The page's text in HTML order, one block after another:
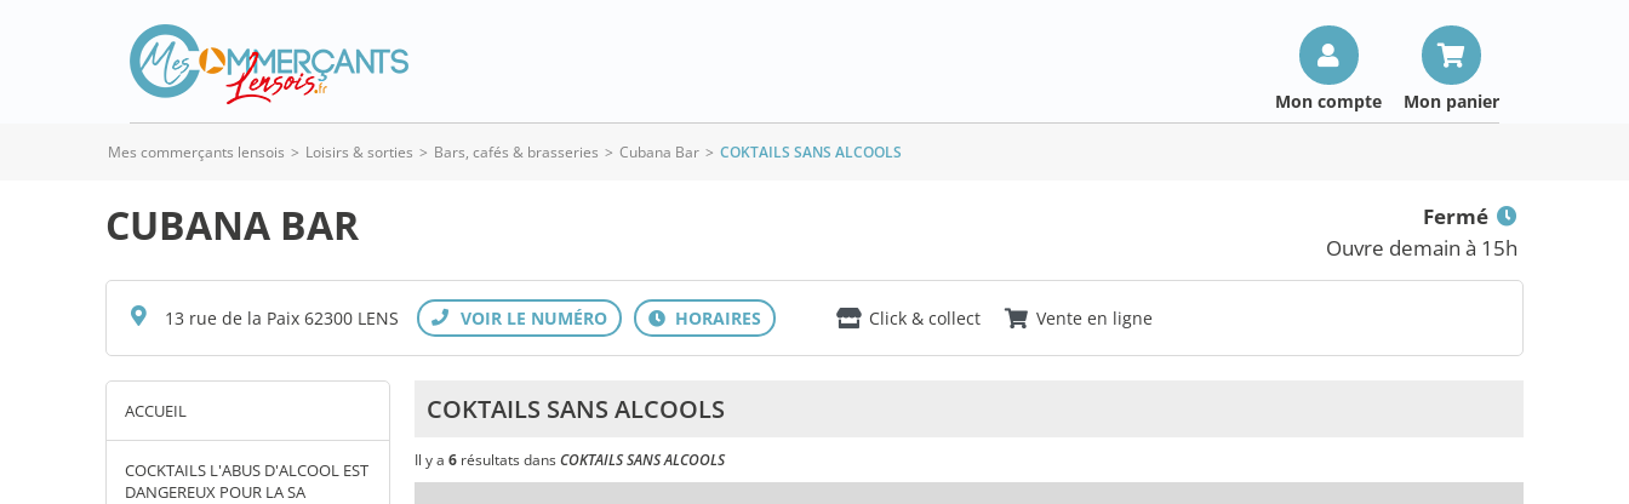
Mon compte Mon panier
Mes commerçants lensois > Loisirs & sorties > Bars, cafés & brasseries > Cubana Bar > COKTAILS SANS ALCOOLS
CUBANA BAR
Fermé
Ouvre demain à 15h
13 rue de la Paix 62300 LENS Click & collect Vente en ligne
ACCUEIL
COCKTAILS L'ABUS D'ALCOOL EST
DANGEREUX POUR LA SA
COKTAILS SANS ALCOOLS
Il y a 6 résultats dansCOKTAILS SANS ALCOOLS